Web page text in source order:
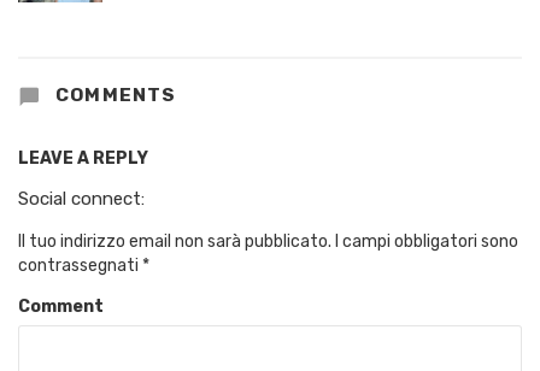
COMMENTS
LEAVE A REPLY
Social connect:
Il tuo indirizzo email non sarà pubblicato. I campi obbligatori sono
contrassegnati *
Comment